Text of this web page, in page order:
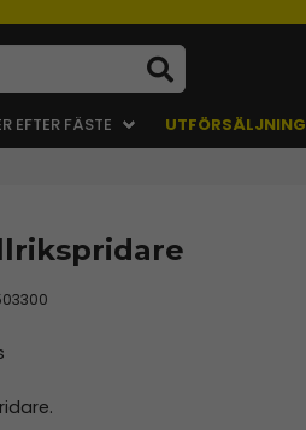
EFTER FÄSTE UTFÖRSÄLJNING